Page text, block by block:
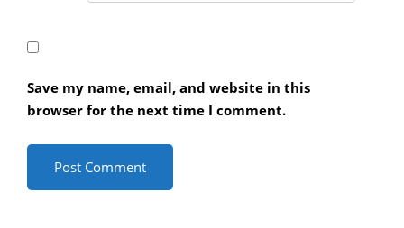
Save my name, email, and website in this
browser for the next time I comment.